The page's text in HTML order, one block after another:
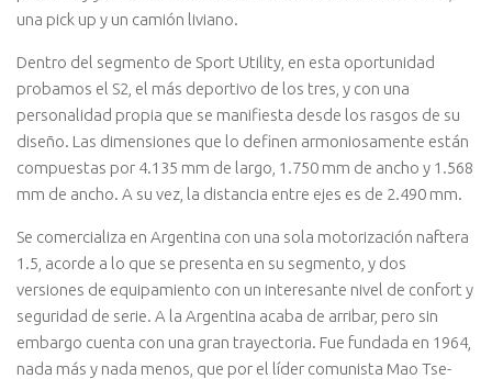
una pick up y un camión liviano.
Dentro del segmento de Sport Utility, en esta oportunidad
probamos el S2, el más deportivo de los tres, y con una
personalidad propia que se manifiesta desde los rasgos de su
diseño. Las dimensiones que lo definen armoniosamente están
compuestas por 4.135 mm de largo, 1.750 mm de ancho y 1.568
mm de ancho. A su vez, la distancia entre ejes es de 2.490 mm.
Se comercializa en Argentina con una sola motorización naftera
1.5, acorde a lo que se presenta en su segmento, y dos
versiones de equipamiento con un interesante nivel de confort y
seguridad de serie. A la Argentina acaba de arribar, pero sin
embargo cuenta con una gran trayectoria. Fue fundada en 1964,
nada más y nada menos, que por el líder comunista Mao Tse-